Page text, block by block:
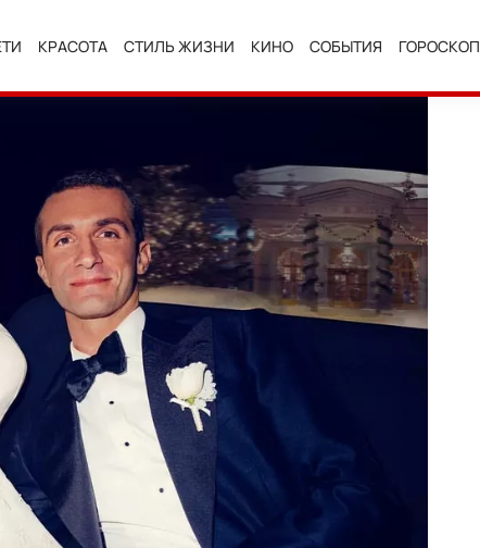
КРАСОТА СТИЛЬ ЖИЗНИ КИНО СОБЫТИЯ ГОРОСКОП